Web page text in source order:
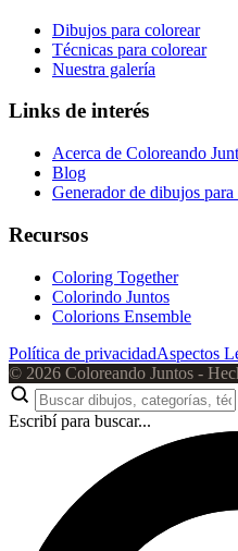
Dibujos para colorear
Técnicas para colorear
Nuestra galería
Links de interés
Acerca de Coloreando
Blog
Generador de dibujos
Recursos
Coloring Together
Colorindo Juntos
Colorions Ensemble
Política de privacidadAspectos
© 2026 Coloreando Juntos -
Escribí para buscar...